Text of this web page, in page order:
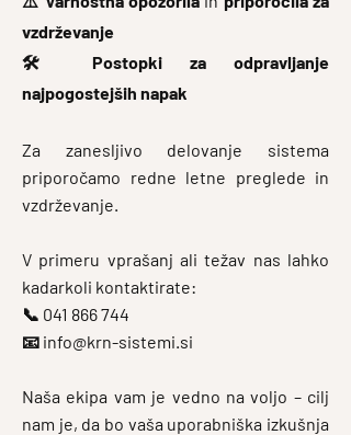
vzdrževanje
🛠️ Postopki za odpravljanje
najpogostejših napak
Za zanesljivo delovanje sistema
priporočamo redne letne preglede in
vzdrževanje.
V primeru vprašanj ali težav nas lahko
kadarkoli kontaktirate:
📞 041 866 744
📧 info@krn-sistemi.si
Naša ekipa vam je vedno na voljo – cilj
nam je, da bo vaša uporabniška izkušnja